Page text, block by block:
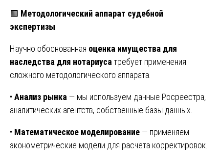
🟩 Методологический аппарат судебной
экспертизы
Научно обоснованная оценка имущества для
наследства для нотариуса требует применения
сложного методологического аппарата.
• Анализ рынка — мы используем данные Росреестра,
аналитических агентств, собственные базы данных.
• Математическое моделирование — применяем
эконометрические модели для расчета корректировок.